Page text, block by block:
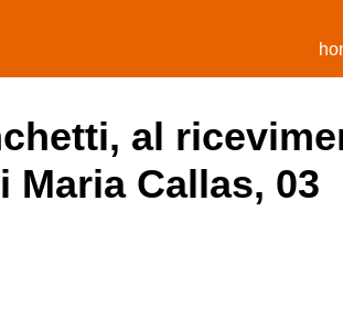
al
Maria Callas, 03